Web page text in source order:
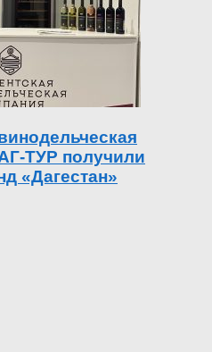
ТУР получили
«Дагестан»